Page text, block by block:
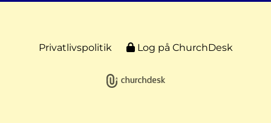
Privatlivspolitik Log på ChurchDesk